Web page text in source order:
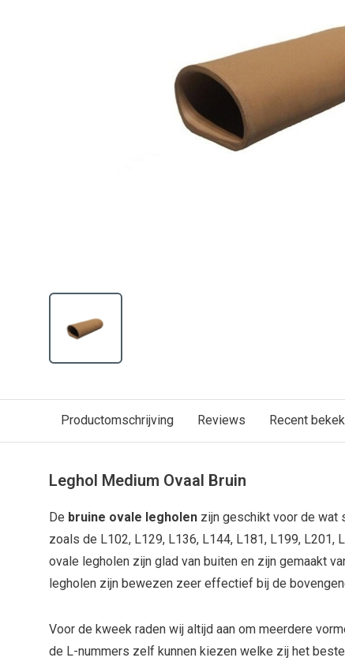
Productomschrijving Reviews Recent
Leghol Medium Ovaal Bruin
De bruine ovale legholen zijn geschikt voor de wat
zoals de L102, L129, L136, L144, L181, L199, L201,
ovale legholen zijn glad van buiten en zijn gemaakt
legholen zijn bewezen zeer effectief bij de
Voor de kweek raden wij altijd aan om meerdere
de L-nummers zelf kunnen kiezen welke zij het